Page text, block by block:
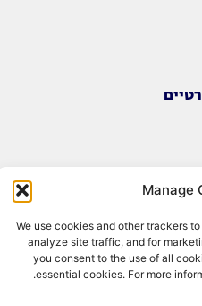
Manage
We use cookies and other trackers
analyze site traffic, and for
you consent to the use of all
essential cookies. For more
.